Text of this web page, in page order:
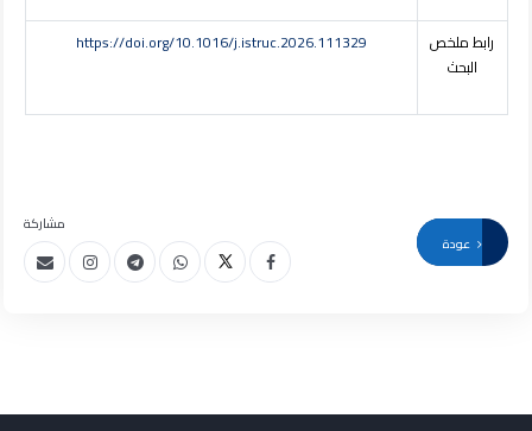
رابط ملخص
البحث
https://doi.org/10.1016/j.istruc.2026.111329
مشاركة